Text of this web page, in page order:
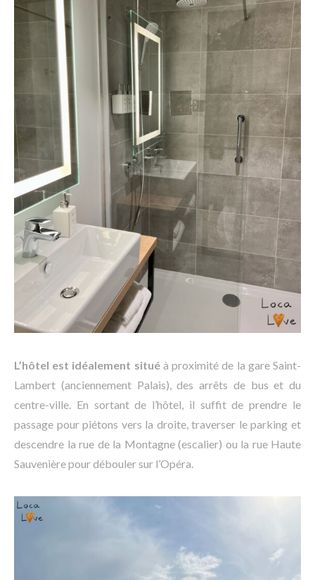
L’hôtel est idéalement situéà proximité de la gare Saint-
Lambert (anciennement Palais), des arrêts de bus et du
centre-ville. En sortant de l’hôtel, il suffit de prendre le
passage pour piétons vers la droite, traverser le parking et
descendre la rue de la Montagne (escalier) ou la rue Haute
Sauvenière pour débouler sur l’Opéra.